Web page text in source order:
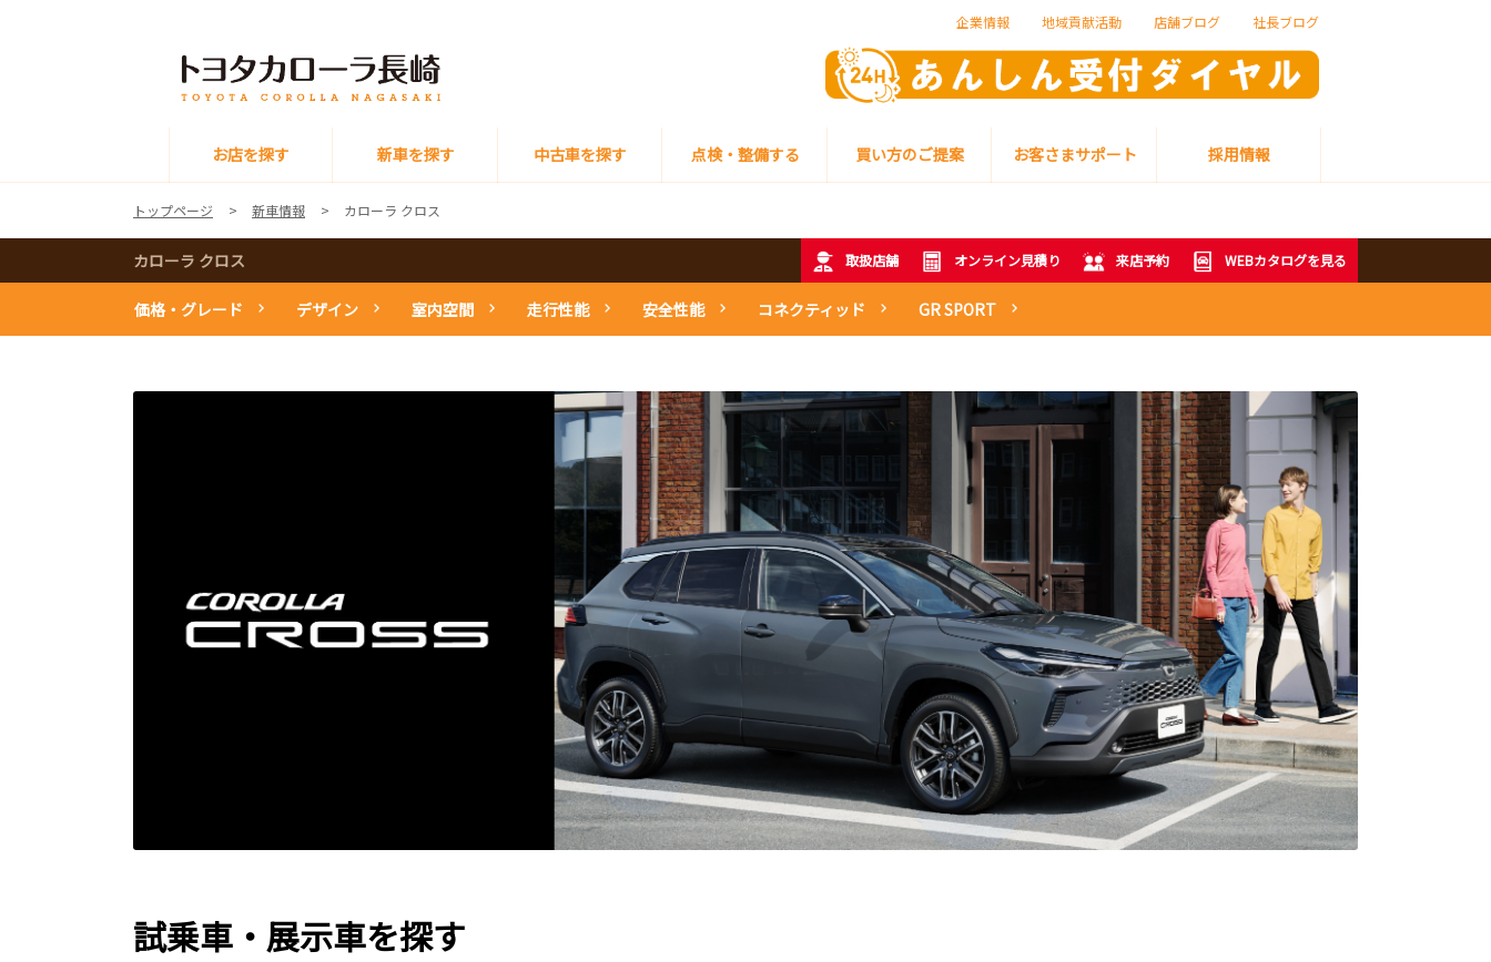
お店を探す 新車を探す 中古車を探す 点検・整備する 買い方のご提案 お客さまサポート 採用情報
企業情報 地域貢献活動 店舗ブログ 社長ブログ
トップページ 新車情報 カローラ クロス
カローラ クロス 取扱店舗 オンライン見積り 来店予約 WEBカタログを見る
価格・グレード デザイン 室内空間 走行性能 安全性能 コネクティッド GR SPORT
試乗車・展示車を探す